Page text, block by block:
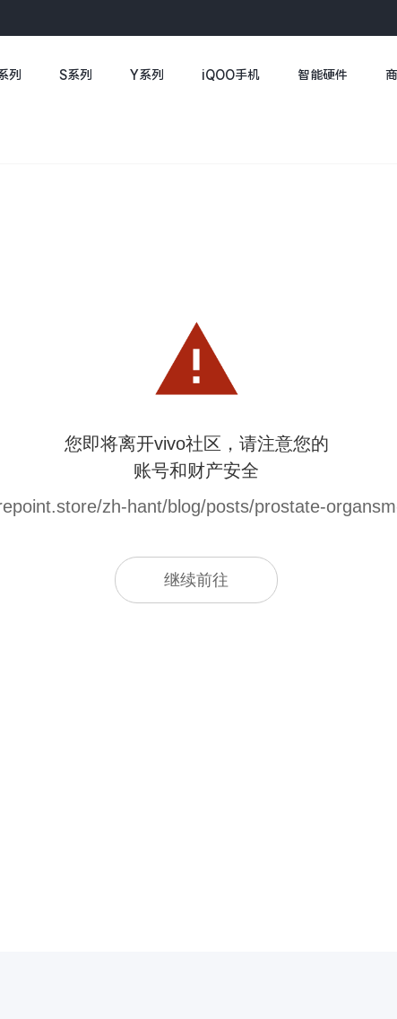
列 S系列 Y系列 iQOO手机 智能硬件
您即将离开vivo社区，请注意您的
账号和财产安全
zh-hant/blog/posts/prostate-
继续前往